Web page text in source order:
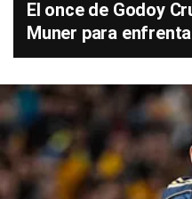
El once de Godoy
Muner para